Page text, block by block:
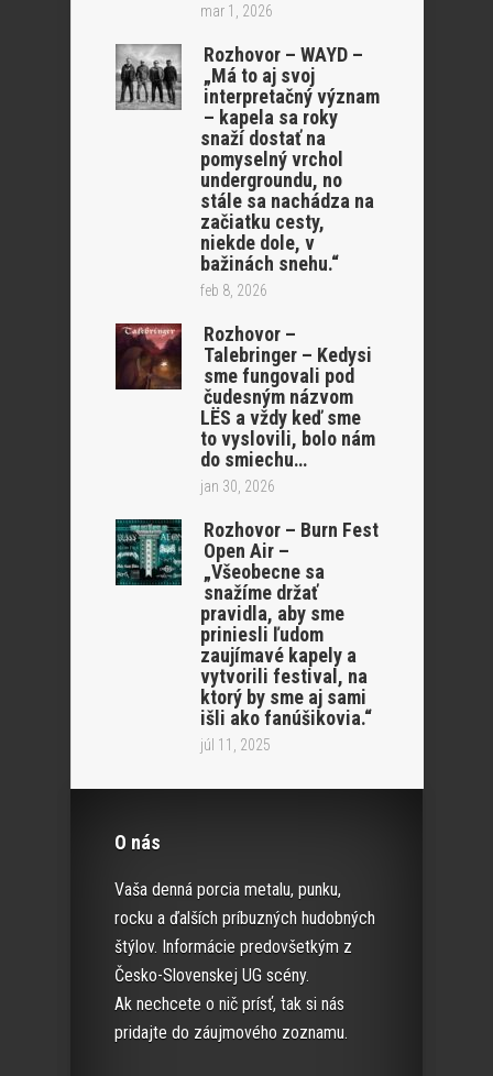
mar 1, 2026
Rozhovor – WAYD –
„Má to aj svoj
interpretačný význam
– kapela sa roky
snaží dostať na
pomyselný vrchol
undergroundu, no
stále sa nachádza na
začiatku cesty,
niekde dole, v
bažinách snehu.“
feb 8, 2026
Rozhovor –
Talebringer – Kedysi
sme fungovali pod
čudesným názvom
LËS a vždy keď sme
to vyslovili, bolo nám
do smiechu…
jan 30, 2026
Rozhovor – Burn Fest
Open Air –
„Všeobecne sa
snažíme držať
pravidla, aby sme
priniesli ľudom
zaujímavé kapely a
vytvorili festival, na
ktorý by sme aj sami
išli ako fanúšikovia.“
júl 11, 2025
O nás
Vaša denná porcia metalu, punku,
rocku a ďalších príbuzných hudobných
štýlov. Informácie predovšetkým z
Česko-Slovenskej UG scény.
Ak nechcete o nič prísť, tak si nás
pridajte do záujmového zoznamu.